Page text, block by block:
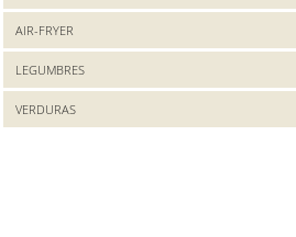
AIR-FRYER
LEGUMBRES
VERDURAS